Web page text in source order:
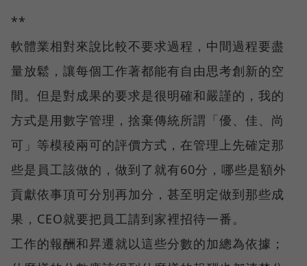
**
軟體業相對來說比較不要求過程，中間過程要盡
量放鬆，讓每個工作著都能有自由思考創新的空
間。但是對成果的要求是很明確和嚴謹的，我的
方式是用數字管理，捨棄傳統所謂「優、佳、尚
可」等模稜兩可的評價方式，在管理上先確定那
些是員工該做的，做到了就有60分，哪些是額外
貢獻依事頂可分別再加分，甚至明定做到那些成
果，CEO就要把員工請到家裡招待一番。
工作的報酬和昇遷就以這些分數的加總為依據；